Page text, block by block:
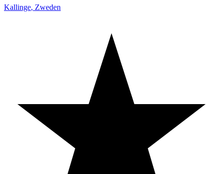
Kallinge, Zweden